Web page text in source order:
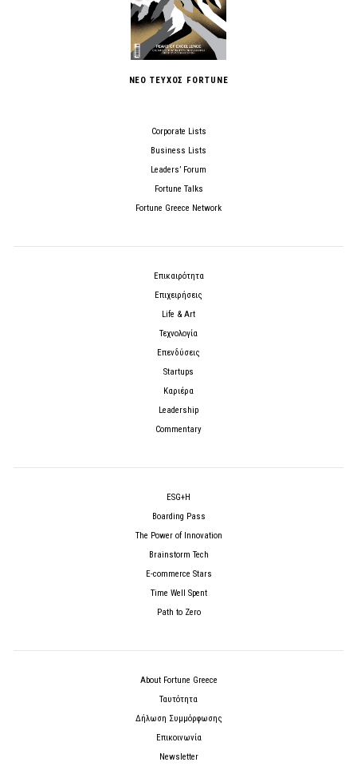
ΝΕΟ ΤΕΥΧΟΣ FORTUNE
Corporate Lists
Business Lists
Leaders’ Forum
Fortune Talks
Fortune Greece Network
Επικαιρότητα
Επιχειρήσεις
Life & Art
Τεχνολογία
Επενδύσεις
Startups
Καριέρα
Leadership
Commentary
ESG+H
Boarding Pass
The Power of Innovation
Brainstorm Tech
E-commerce Stars
Time Well Spent
Path to Zero
About Fortune Greece
Ταυτότητα
Δήλωση Συμμόρφωσης
Επικοινωνία
Newsletter